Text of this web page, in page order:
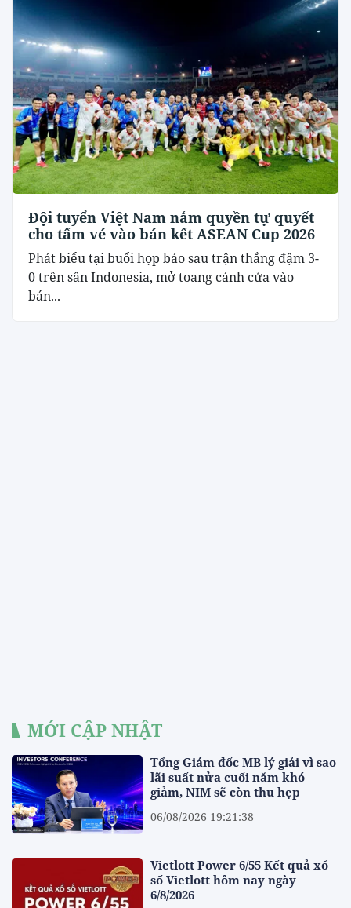
Đội tuyển Việt Nam nắm quyền tự quyết
cho tấm vé vào bán kết ASEAN Cup 2026
Phát biểu tại buổi họp báo sau trận thắng đậm 3-
0 trên sân Indonesia, mở toang cánh cửa vào
bán...
MỚI CẬP NHẬT
Tổng Giám đốc MB lý giải vì sao
lãi suất nửa cuối năm khó
giảm, NIM sẽ còn thu hẹp
06/08/2026 19:21:38
Vietlott Power 6/55 Kết quả xổ
số Vietlott hôm nay ngày
6/8/2026